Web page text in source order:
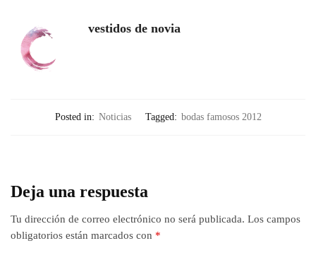
vestidos de novia
Posted in: Noticias Tagged: bodas famosos 2012
Deja una respuesta
Tu dirección de correo electrónico no será publicada. Los campos
obligatorios están marcados con *